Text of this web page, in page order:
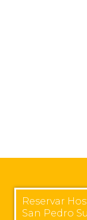
Reservar
San Pedro